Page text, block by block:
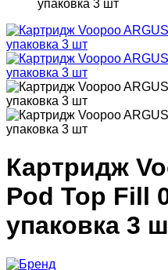
упаковка 3 шт
Картридж
Pod Top Fill
упаковка 3